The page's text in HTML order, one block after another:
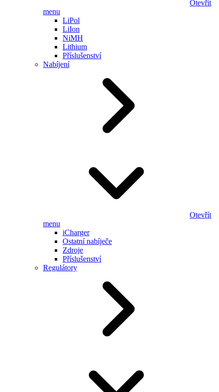
Otevřít
menu
LiPol
LiIon
NiMH
Lithium
Příslušenství
Nabíjení
Otevřít
menu
iCharger
Ostatní nabíječe
Zdroje
Příslušenství
Regulátory